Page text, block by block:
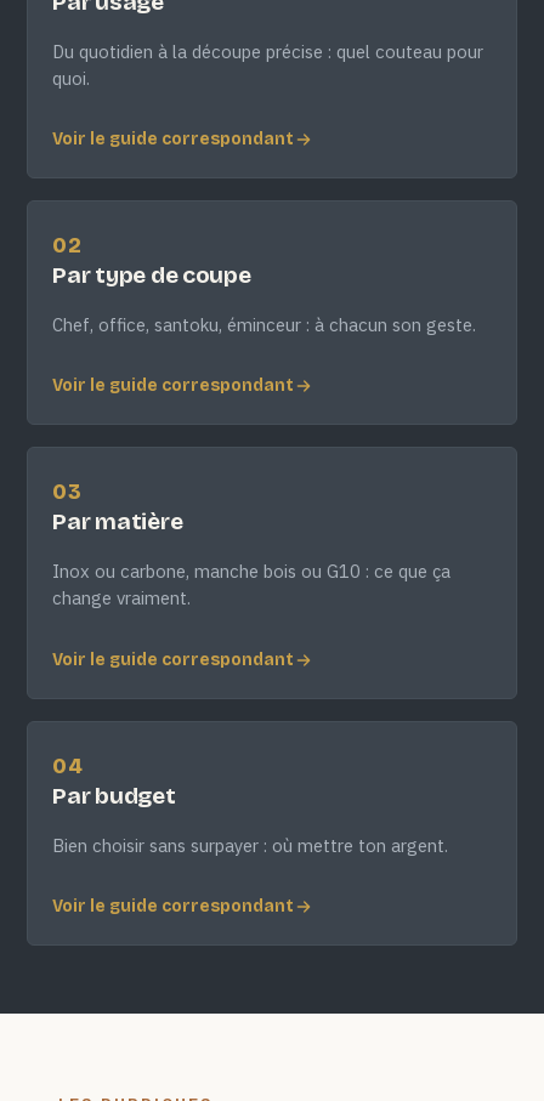
Du quotidien à la découpe précise : quel couteau pour
quoi.
Voir le guide correspondant
02
Par type de coupe
Chef, office, santoku, éminceur : à chacun son geste.
Voir le guide correspondant
03
Par matière
Inox ou carbone, manche bois ou G10 : ce que ça
change vraiment.
Voir le guide correspondant
04
Par budget
Bien choisir sans surpayer : où mettre ton argent.
Voir le guide correspondant